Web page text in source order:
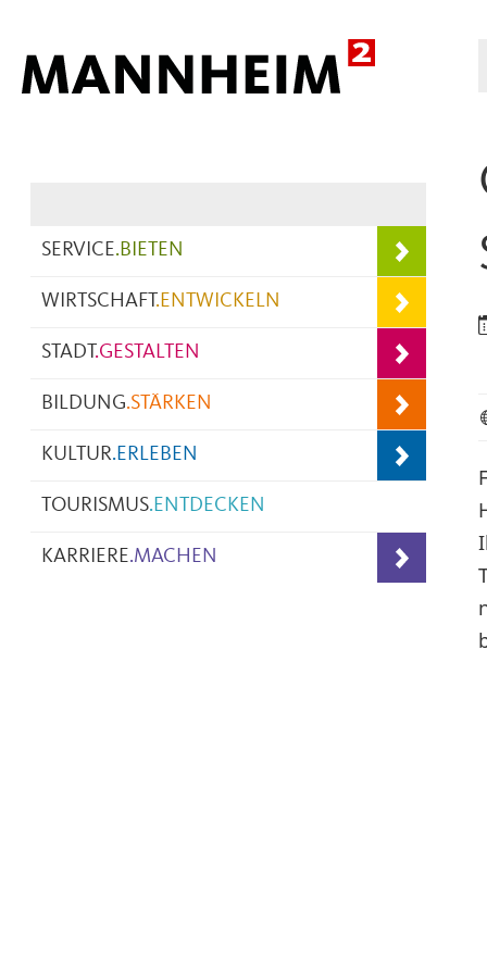
SERVICE.BIETEN
WIRTSCHAFT.ENTWICKELN
STADT.GESTALTEN
BILDUNG.STÄRKEN
KULTUR.ERLEBEN
TOURISMUS.ENTDECKEN
KARRIERE.MACHEN